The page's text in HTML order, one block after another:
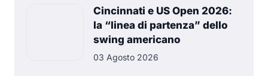
Cincinnati e US Open 2026:
la “linea di partenza” dello
swing americano
03 Agosto 2026